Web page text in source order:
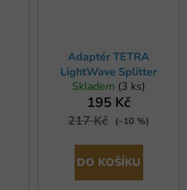
Adaptér TETRA
LightWave Splitter
Skladem (3 ks)
195 Kč
217 Kč (–10 %)
DO KOŠÍKU